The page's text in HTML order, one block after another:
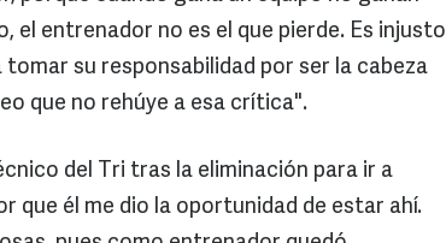
el entrenador no es el que pierde. Es injusto
su responsabilidad por ser la cabeza
que no rehúye a esa crítica".
del Tri tras la eliminación para ir a
que él me dio la oportunidad de estar ahí.